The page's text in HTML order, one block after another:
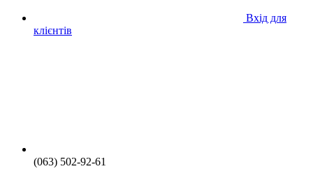
Вхід для
клієнтів
(063) 502-92-61